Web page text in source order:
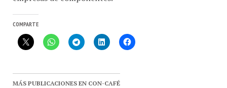
MÁS PUBLICACIONES EN CON-CAFÉ